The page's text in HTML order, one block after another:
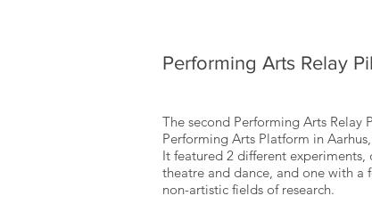
Performing Arts Relay
The second Performing Arts Relay
Performing Arts Platform in
It featured 2 different
theatre and dance, and one with a
non-artistic fields of research.